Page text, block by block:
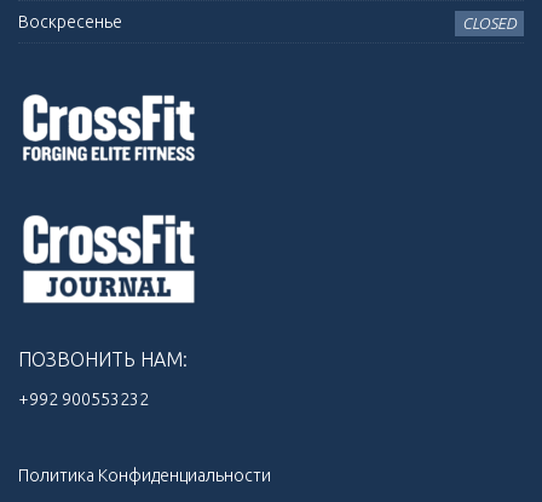
Воскресенье CLOSED
ПОЗВОНИТЬ НАМ:
+992 900553232‬
Политика Конфиденциальности